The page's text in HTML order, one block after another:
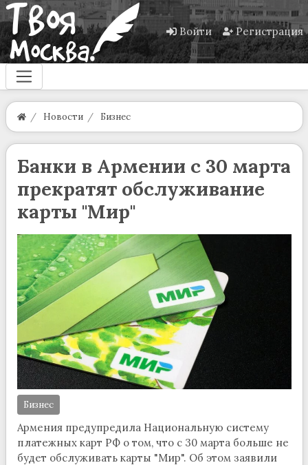
Войти Регистрация
Новости Бизнес
Банки в Армении с 30 марта
прекратят обслуживание
карты "Мир"
Бизнес
Армения предупредила Национальную систему
платежных карт РФ о том, что с 30 марта больше не
будет обслуживать карты "Мир". Об этом заявили